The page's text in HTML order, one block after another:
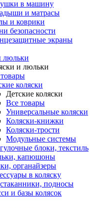
в машину
и матрасы
и коврики
безопасности
экраны
люльки
и люльки
коляски
Детские коляски
Все товары
Универсальные коляски
Коляски-книжки
Коляски-трости
Модульные системы
блоки, текстиль
капюшоны
органайзеры
в коляску
подносы
и базы колясок